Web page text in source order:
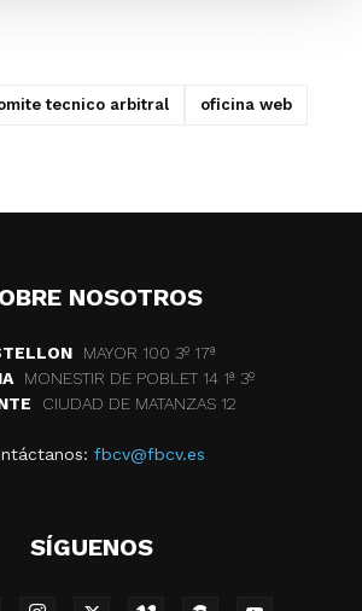
tecnico arbitral oficina web
NOSOTROS
MAYOR 100 3º 17ª
MONESTIR DE POBLET 14 1ª 3º
CIUDAD DE MATANZAS 12
fbcv@fbcv.es
SÍGUENOS